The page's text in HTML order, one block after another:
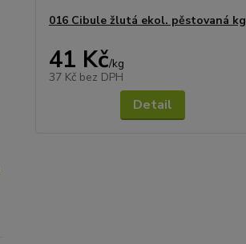
016 Cibule žlutá ekol. pěstovaná kg
41 Kč/kg
37 Kč bez DPH
Detail